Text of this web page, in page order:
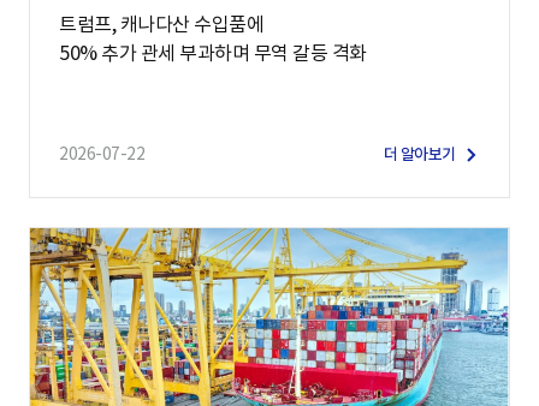
트럼프, 캐나다산 수입품에
50% 추가 관세 부과하며 무역 갈등 격화
2026-07-22 더 알아보기